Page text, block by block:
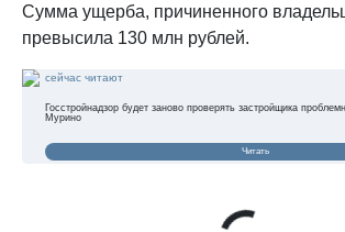
Сумма ущерба, причиненного
превысила 130 млн рублей.
сейчас читают
Госстройнадзор будет заново проверять застройщика
Мурино
Читать